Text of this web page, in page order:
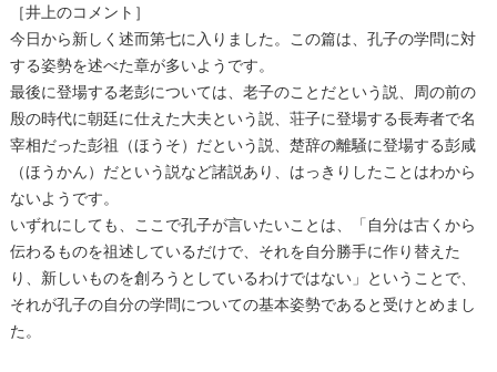
［井上のコメント］
今日から新しく述而第七に入りました。この篇は、孔子の学問に対
する姿勢を述べた章が多いようです。
最後に登場する老彭については、老子のことだという説、周の前の
殷の時代に朝廷に仕えた大夫という説、荘子に登場する長寿者で名
宰相だった彭祖（ほうそ）だという説、楚辞の離騒に登場する彭咸
（ほうかん）だという説など諸説あり、はっきりしたことはわから
ないようです。
いずれにしても、ここで孔子が言いたいことは、「自分は古くから
伝わるものを祖述しているだけで、それを自分勝手に作り替えた
り、新しいものを創ろうとしているわけではない」ということで、
それが孔子の自分の学問についての基本姿勢であると受けとめまし
た。